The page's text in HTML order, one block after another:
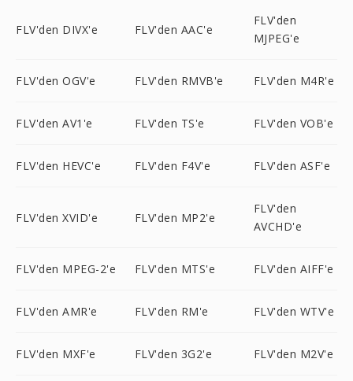
FLV'den DIVX'e FLV'den AAC'e
FLV'den
MJPEG'e
FLV'den OGV'e FLV'den RMVB'e FLV'den M4R'e
FLV'den AV1'e FLV'den TS'e FLV'den VOB'e
FLV'den HEVC'e FLV'den F4V'e FLV'den ASF'e
FLV'den XVID'e FLV'den MP2'e
FLV'den
AVCHD'e
FLV'den MPEG-2'e FLV'den MTS'e FLV'den AIFF'e
FLV'den AMR'e FLV'den RM'e FLV'den WTV'e
FLV'den MXF'e FLV'den 3G2'e FLV'den M2V'e